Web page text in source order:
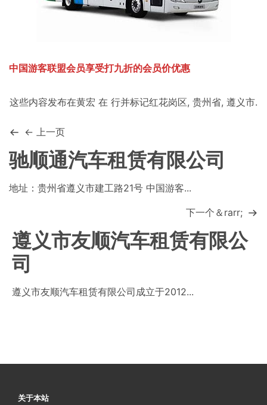
中国游客联盟会员享受打九折的会员价优惠
这些内容发布在黄宏 在 行并标记红花岗区, 贵州省, 遵义市.
← 上一页
驰顺通汽车租赁有限公司
地址：贵州省遵义市建工路21号 中国游客...
下一个＆rarr;
遵义市友顺汽车租赁有限公
司
遵义市友顺汽车租赁有限公司成立于2012...
关于本站